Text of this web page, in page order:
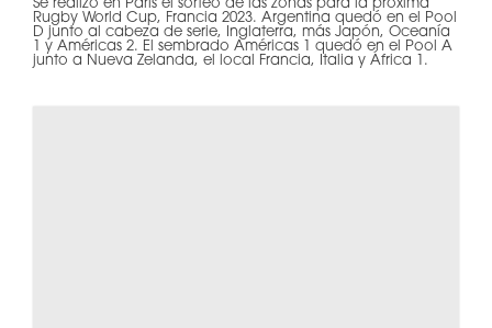
Se realizó en París el sorteo de las zonas para la próxima
Rugby World Cup, Francia 2023. Argentina quedó en el Pool
D junto al cabeza de serie, Inglaterra, más Japón, Oceanía
1 y Américas 2. El sembrado Américas 1 quedó en el Pool A
junto a Nueva Zelanda, el local Francia, Italia y África 1.